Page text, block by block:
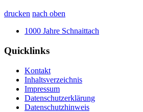
drucken nach oben
1000 Jahre Schnaittach
Quicklinks
Kontakt
Inhaltsverzeichnis
Impressum
Datenschutzerklärung
Datenschutzhinweis